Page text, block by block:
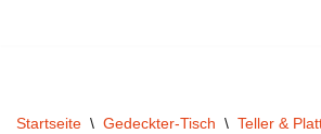
Startseite \ Gedeckter-Tisch \ Teller &